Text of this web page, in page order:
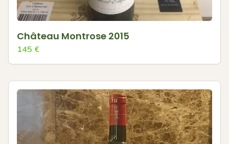
Château Montrose 2015
145 €